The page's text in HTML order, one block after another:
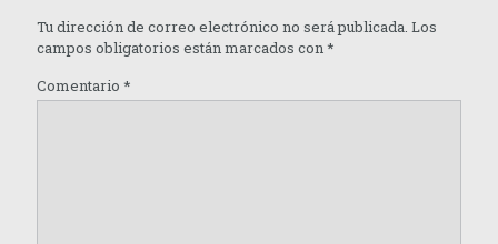
Tu dirección de correo electrónico no será publicada. Los
campos obligatorios están marcados con*
Comentario *